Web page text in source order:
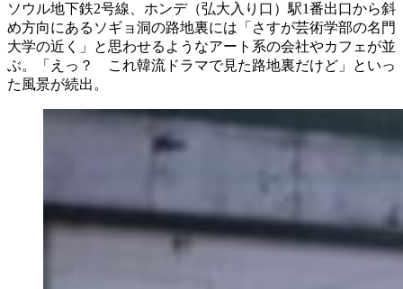
ソウル地下鉄2号線、ホンデ（弘大入り口）駅1番出口から斜
め方向にあるソギョ洞の路地裏には「さすが芸術学部の名門
大学の近く」と思わせるようなアート系の会社やカフェが並
ぶ。「えっ？ これ韓流ドラマで見た路地裏だけど」といっ
た風景が続出。